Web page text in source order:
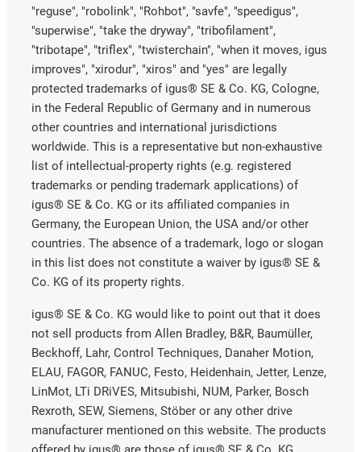
"reguse", "robolink", "Rohbot", "savfe", "speedigus",
"superwise", "take the dryway", "tribofilament",
"tribotape", "triflex", "twisterchain", "when it moves, igus
improves", "xirodur", "xiros" and "yes" are legally
protected trademarks of igus® SE & Co. KG, Cologne,
in the Federal Republic of Germany and in numerous
other countries and international jurisdictions
worldwide. This is a representative but non-exhaustive
list of intellectual-property rights (e.g. registered
trademarks or pending trademark applications) of
igus® SE & Co. KG or its affiliated companies in
Germany, the European Union, the USA and/or other
countries. The absence of a trademark, logo or slogan
in this list does not constitute a waiver by igus® SE &
Co. KG of its property rights.
igus® SE & Co. KG would like to point out that it does
not sell products from Allen Bradley, B&R, Baumüller,
Beckhoff, Lahr, Control Techniques, Danaher Motion,
ELAU, FAGOR, FANUC, Festo, Heidenhain, Jetter, Lenze,
LinMot, LTi DRiVES, Mitsubishi, NUM, Parker, Bosch
Rexroth, SEW, Siemens, Stöber or any other drive
manufacturer mentioned on this website. The products